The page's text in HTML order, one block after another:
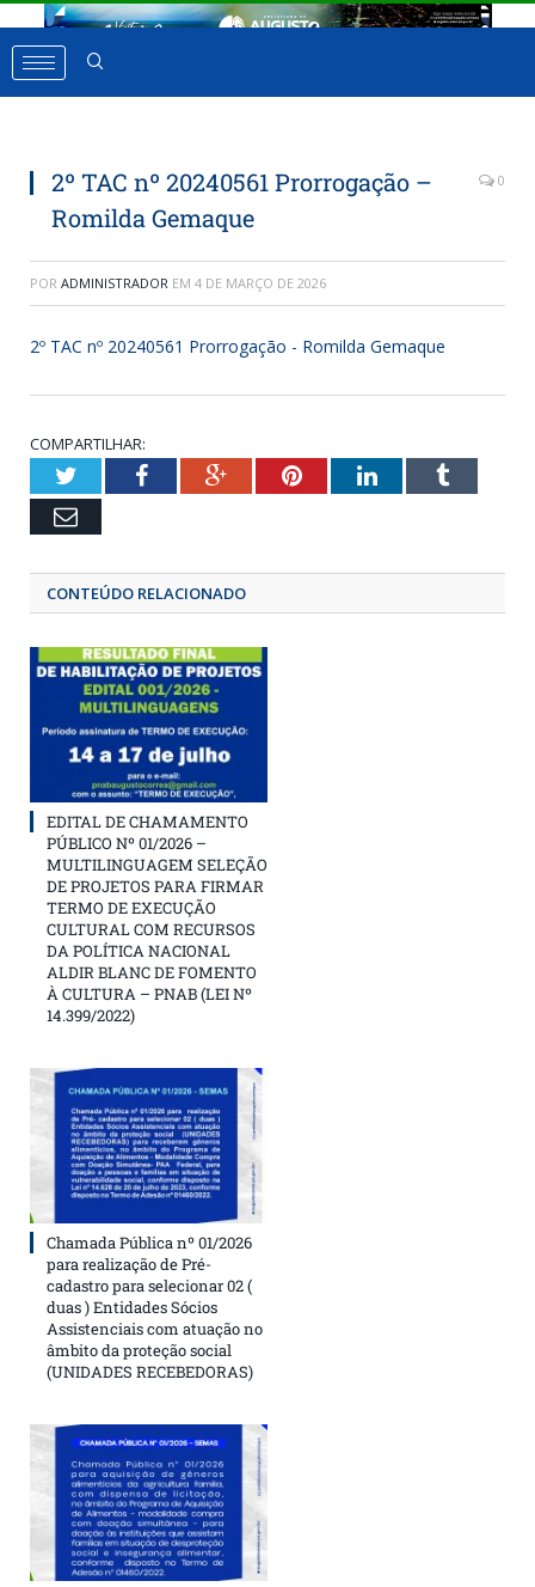
2º TAC nº 20240561 Prorrogação –
Romilda Gemaque
0
POR ADMINISTRADOR EM 4 DE MARÇO DE 2026
2º TAC nº 20240561 Prorrogação - Romilda Gemaque
COMPARTILHAR:
TwitterFacebookGoogle+Pinterest
LinkedIn
Email
CONTEÚDO RELACIONADO
EDITAL DE CHAMAMENTO
PÚBLICO Nº 01/2026 –
MULTILINGUAGEM SELEÇÃO
DE PROJETOS PARA FIRMAR
TERMO DE EXECUÇÃO
CULTURAL COM RECURSOS
DA POLÍTICA NACIONAL
ALDIR BLANC DE FOMENTO
À CULTURA – PNAB (LEI Nº
14.399/2022)
Chamada Pública nº 01/2026
para realização de Pré-
cadastro para selecionar 02 (
duas ) Entidades Sócios
Assistenciais com atuação no
âmbito da proteção social
(UNIDADES RECEBEDORAS)